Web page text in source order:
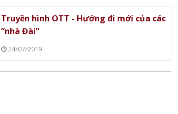
Truyền hình OTT - Hướng đi mới của các
“nhà Đài”
24/07/2019